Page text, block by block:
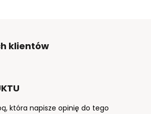
klientów
która napisze opinię do tego